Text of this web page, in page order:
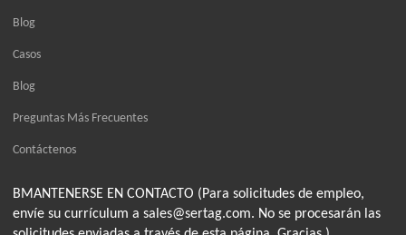
Blog
Casos
Blog
Preguntas Más Frecuentes
Contáctenos
BMANTENERSE EN CONTACTO (Para solicitudes de empleo,
envíe su currículum a sales@sertag.com. No se procesarán las